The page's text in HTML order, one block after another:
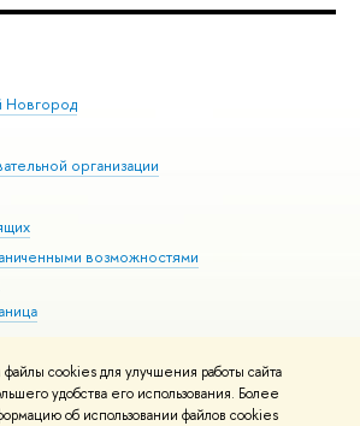
cookies для улучшения работы сайта
удобства его использования. Более
об использовании файлов cookies
организации
возможностями